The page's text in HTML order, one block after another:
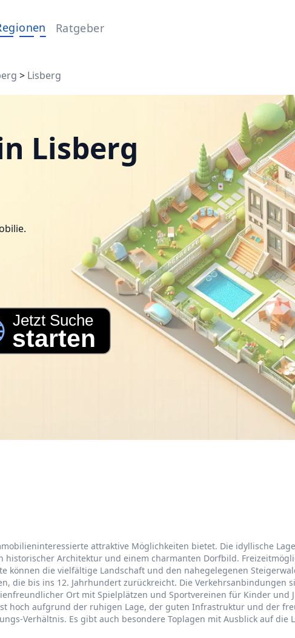
Ratgeber
> Lisberg
Lisberg
attraktive Möglichkeiten bietet. Die idyllische
historischer Architektur und einem charmanten Dorfbild.
können die vielfältige Landschaft und den nahegelegenen
die bis ins 12. Jahrhundert zurückreicht. Die Verkehrsanbindungen
Ort mit Spielplätzen und Sportvereinen für Kinder und
hoch aufgrund der ruhigen Lage, der guten Infrastruktur und der
Verhältnis. Es gibt auch besondere Toplagen mit Ausblick auf